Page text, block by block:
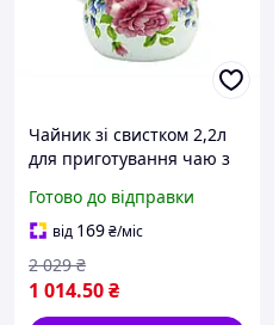
Чайник зі свистком 2,2л
для приготування чаю з
PINK HANDLE ПІВОНІЯ
Готово до відправки
від 169₴/міс
1 014.50₴
2 029 ₴